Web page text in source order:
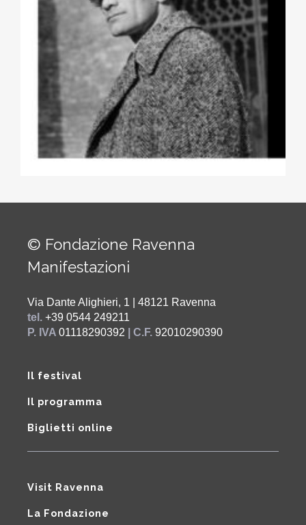
© Fondazione Ravenna
Manifestazioni
Via Dante Alighieri, 1 | 48121 Ravenna
tel. +39 0544 249211
P. IVA 01118290392 | C.F. 92010290390
Il festival
Il programma
Biglietti online
Visit Ravenna
La Fondazione